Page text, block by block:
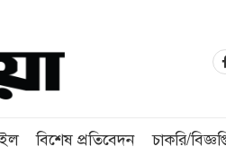
বিশেষ প্রতিবেদন চাকরি/